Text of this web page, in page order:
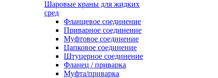
Шаровые краны для жидких
сред
Фланцевое соединение
Приварное соединение
Муфтовое соединение
Цапковое соединение
Штуцерное соединение
Фланец / приварка
Муфта/приварка